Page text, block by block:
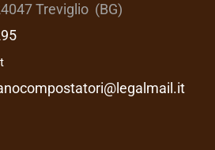
Treviglio (BG)